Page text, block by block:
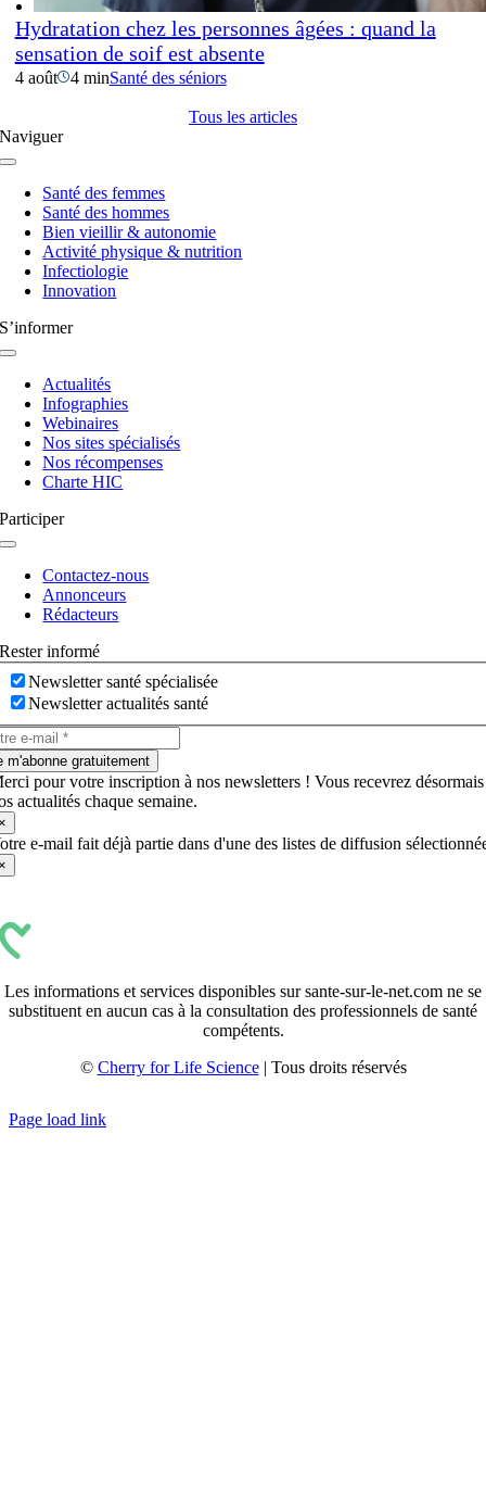
Hydratation chez les personnes âgées : quand la
sensation de soif est absente
4 août 4 minSanté des séniors
Tous les articles
Naviguer
Navigation
basculeSanté des femmes
Santé des hommes
Bien vieillir & autonomie
Activité physique & nutrition
Infectiologie
Innovation
S’informer
Navigation
basculeActualités
Infographies
Webinaires
Nos sites spécialisés
Nos récompenses
Charte HIC
Participer
Navigation
basculeContactez-nous
Annonceurs
Rédacteurs
Rester informé
Newsletter santé spécialisée
Newsletter actualités santé
m'abonne gratuitement
pour votre inscription à nos newsletters ! Vous recevrez désormais
actualités chaque semaine.
e-mail fait déjà partie dans d'une des listes de diffusion
Les informations et services disponibles sur sante-sur-le-net.com ne se
substituent en aucun cas à la consultation des professionnels de santé
compétents.
© Cherry for Life Science| Tous droits réservés
Page load link